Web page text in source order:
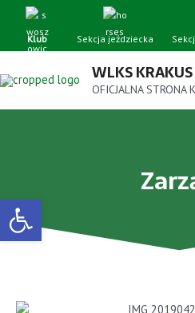
Open toolbar
Klub Sekcja jeździecka
WLKS
OFICJALNA STRONA